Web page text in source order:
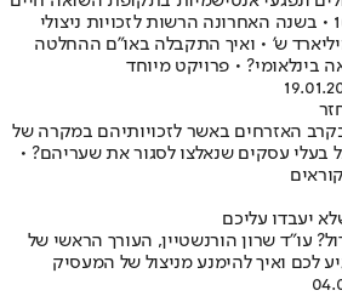
בארץ • 839 עברו את גיל 100 • בשנה האחרונה הרשות לזכויות ניצולי
העבירה יותר מ־5.5 מיליארד ש' • ואיך התקבלה באו"ם ההחלטה
בינלאומי? • פרויקט מיוחד
האזרחים באשר לזכויותיהם במקרה של
בעלי עסקים שנאלצו לסגור את שעריהם? •
יעבדו עליכם
עו"ד שרון הורנשטיין, העורך הראשי של
לכם ואיך להימנע מניצול של המעסיק